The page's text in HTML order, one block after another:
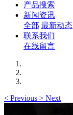
产品搜索
新闻资讯
全部 最新动态
联系我们
在线留言
< Previous > Next